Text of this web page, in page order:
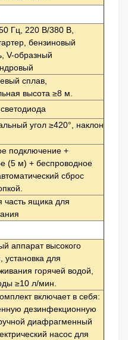
Гц, 220 В/380 В,
бензиновый
V-образный
сплав,
высота ≥8 м.
угол ≥420°, наклон
подключение +
(5 м) + беспроводное
сброс
часть ящика для
аппарат высокого
установка для
горячей водой,
≥10 л/мин.
включает в себя:
дезинфекционную
диафрагменный
насос для